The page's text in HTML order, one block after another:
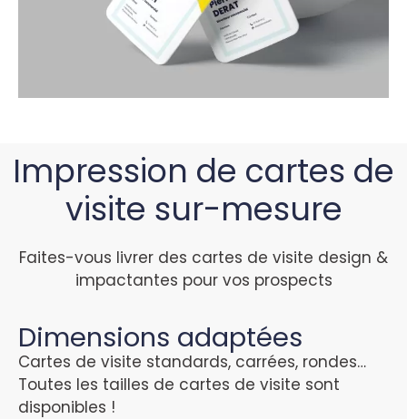
Impression de cartes de
visite sur-mesure
Faites-vous livrer des cartes de visite design &
impactantes pour vos prospects
Dimensions adaptées
Cartes de visite standards, carrées, rondes…
Toutes les tailles de cartes de visite sont
disponibles !